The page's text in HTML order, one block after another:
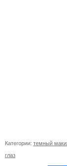
Категории: темный
глаз